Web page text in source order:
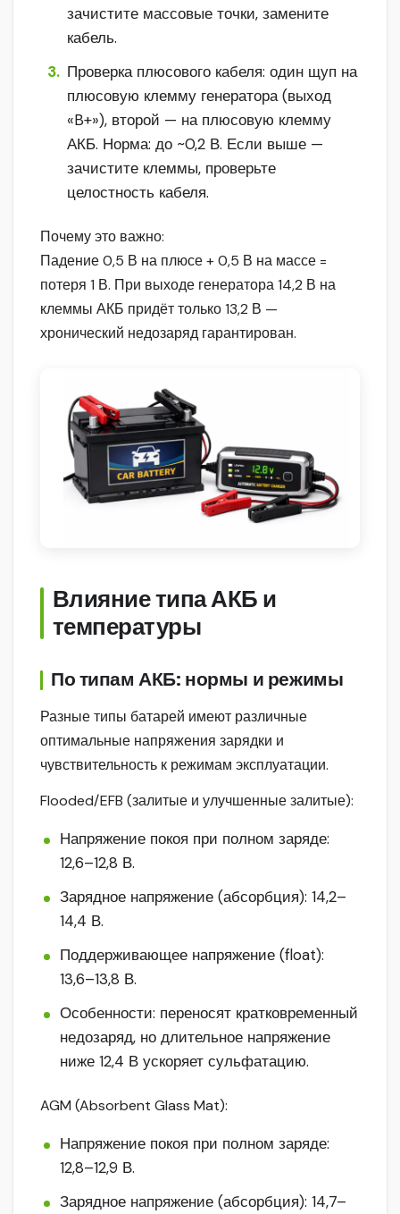
зачистите массовые точки, замените
кабель.
Проверка плюсового кабеля: один щуп на
плюсовую клемму генератора (выход
«B+»), второй — на плюсовую клемму
АКБ. Норма: до ~0,2 В. Если выше —
зачистите клеммы, проверьте
целостность кабеля.
Почему это важно:
Падение 0,5 В на плюсе + 0,5 В на массе =
потеря 1 В. При выходе генератора 14,2 В на
клеммы АКБ придёт только 13,2 В —
хронический недозаряд гарантирован.
Влияние типа АКБ и
температуры
По типам АКБ: нормы и режимы
Разные типы батарей имеют различные
оптимальные напряжения зарядки и
чувствительность к режимам эксплуатации.
Flooded/EFB (залитые и улучшенные залитые):
Напряжение покоя при полном заряде:
12,6–12,8 В.
Зарядное напряжение (абсорбция): 14,2–
14,4 В.
Поддерживающее напряжение (float):
13,6–13,8 В.
Особенности: переносят кратковременный
недозаряд, но длительное напряжение
ниже 12,4 В ускоряет сульфатацию.
AGM (Absorbent Glass Mat):
Напряжение покоя при полном заряде:
12,8–12,9 В.
Зарядное напряжение (абсорбция): 14,7–